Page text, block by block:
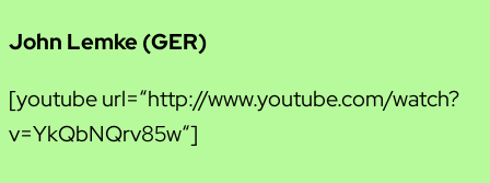
John Lemke (GER)
[youtube url=“http://www.youtube.com/watch?
v=YkQbNQrv85w“]